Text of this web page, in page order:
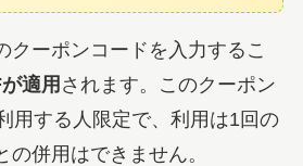
クーポンコードを入力するこ
適用 されます。このクーポン
用する人限定で、利用は1回の
併用はできません。